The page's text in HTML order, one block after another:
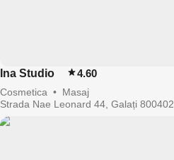
Ina Studio 4.60
Cosmetica • Masaj
Strada Nae Leonard 44, Galați 800402